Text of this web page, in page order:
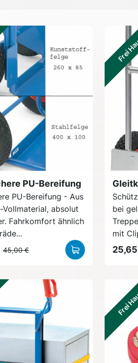
PU-Bereifung
PU-Bereifung - Aus
Vollmaterial, absolut
Fahrkomfort ähnlich
45,00 €
Frei
bei
mit
Frei